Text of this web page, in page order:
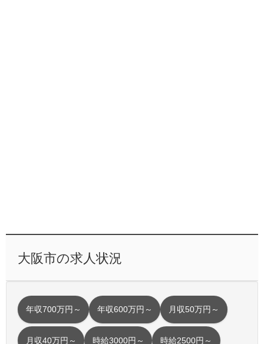
大阪市の求人状況
年収700万円～ 年収600万円～ 月収50万円～
月収40万円～ 時給3000円～ 時給2500円～